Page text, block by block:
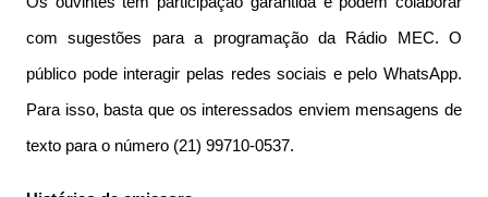
com sugestões para a programação da Rádio MEC. O
público pode interagir pelas redes sociais e pelo WhatsApp.
Para isso, basta que os interessados enviem mensagens de
texto para o número (21) 99710-0537.